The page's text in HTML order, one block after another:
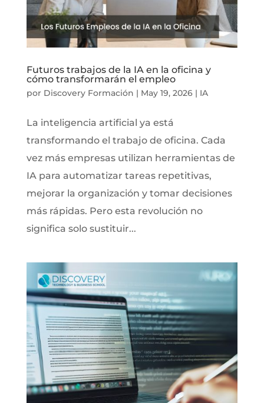
Futuros trabajos de la IA en la oficina y
cómo transformarán el empleo
por Discovery Formación | May 19, 2026| IA
La inteligencia artificial ya está
transformando el trabajo de oficina. Cada
vez más empresas utilizan herramientas de
IA para automatizar tareas repetitivas,
mejorar la organización y tomar decisiones
más rápidas. Pero esta revolución no
significa solo sustituir...